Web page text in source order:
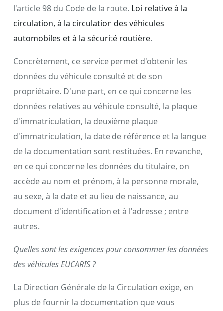
l'article 98 du Code de la route. Loi relative à la
circulation, à la circulation des véhicules
automobiles et à la sécurité routière.
Concrètement, ce service permet d'obtenir les
données du véhicule consulté et de son
propriétaire. D'une part, en ce qui concerne les
données relatives au véhicule consulté, la plaque
d'immatriculation, la deuxième plaque
d'immatriculation, la date de référence et la langue
de la documentation sont restituées. En revanche,
en ce qui concerne les données du titulaire, on
accède au nom et prénom, à la personne morale,
au sexe, à la date et au lieu de naissance, au
document d'identification et à l'adresse ; entre
autres.
Quelles sont les exigences pour consommer les données
des véhicules EUCARIS ?
La Direction Générale de la Circulation exige, en
plus de fournir la documentation que vous